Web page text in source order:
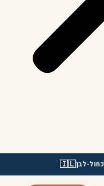
לבן🇮🇱